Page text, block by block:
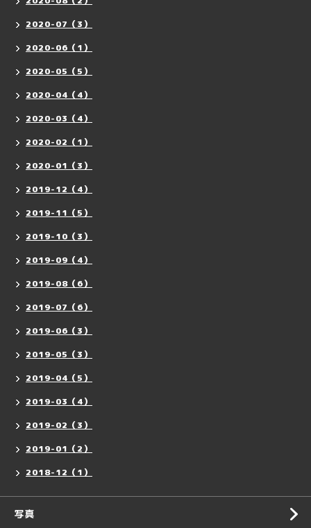
2020-07（3）
2020-06（1）
2020-05（5）
2020-04（4）
2020-03（4）
2020-02（1）
2020-01（3）
2019-12（4）
2019-11（5）
2019-10（3）
2019-09（4）
2019-08（6）
2019-07（6）
2019-06（3）
2019-05（3）
2019-04（5）
2019-03（4）
2019-02（3）
2019-01（2）
2018-12（1）
写真